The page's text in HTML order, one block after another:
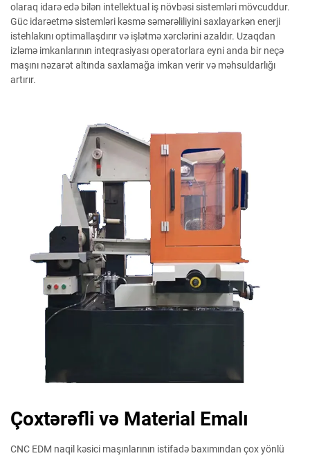
olaraq idarə edə bilən intellektual iş növbəsi sistemləri mövcuddur.
Güc idarəetmə sistemləri kəsmə səmərəliliyini saxlayarkən enerji
istehlakını optimallaşdırır və işlətmə xərclərini azaldır. Uzaqdan
izləmə imkanlarının inteqrasiyası operatorlara eyni anda bir neçə
maşını nəzarət altında saxlamağa imkan verir və məhsuldarlığı
artırır.
Çoxtərəfli və Material Emalı
CNC EDM naqil kəsici maşınlarının istifadə baxımından çox yönlü